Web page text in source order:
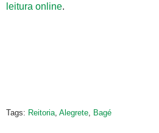
leitura online.
Tags: Reitoria Alegrete Bagé